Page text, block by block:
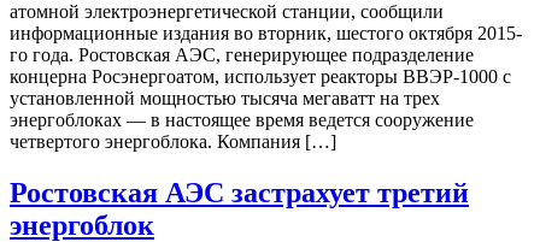
атомной электроэнергетической станции, сообщили
информационные издания во вторник, шестого октября 2015-
го года. Ростовская АЭС, генерирующее подразделение
концерна Росэнергоатом, использует реакторы ВВЭР-1000 с
установленной мощностью тысяча мегаватт на трех
энергоблоках — в настоящее время ведется сооружение
четвертого энергоблока. Компания […]
Ростовская АЭС застрахует третий
энергоблок